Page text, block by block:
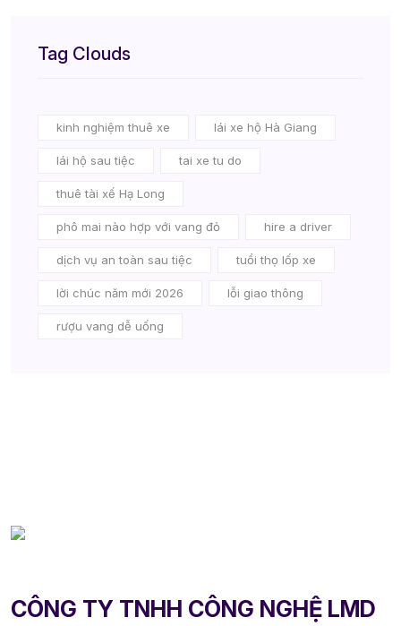
Tag Clouds
kinh nghiệm thuê xe lái xe hộ Hà Giang
lái hộ sau tiệc tai xe tu do
thuê tài xế Hạ Long
phô mai nào hợp với vang đỏ hire a driver
dịch vụ an toàn sau tiệc tuổi thọ lốp xe
lời chúc năm mới 2026 lỗi giao thông
rượu vang dễ uống
CÔNG TY TNHH CÔNG NGHỆ LMD